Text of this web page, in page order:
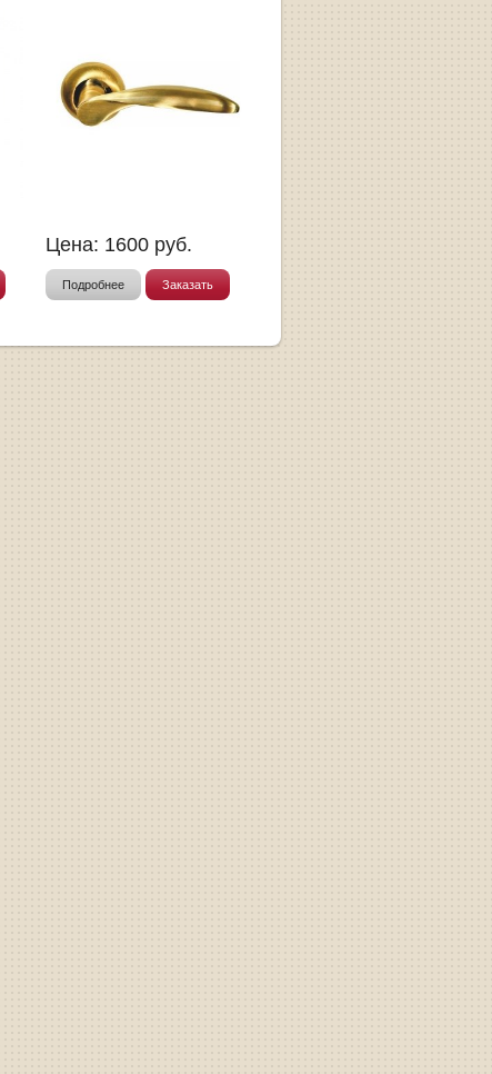
Цена: 1600 руб.
Подробнее Заказать